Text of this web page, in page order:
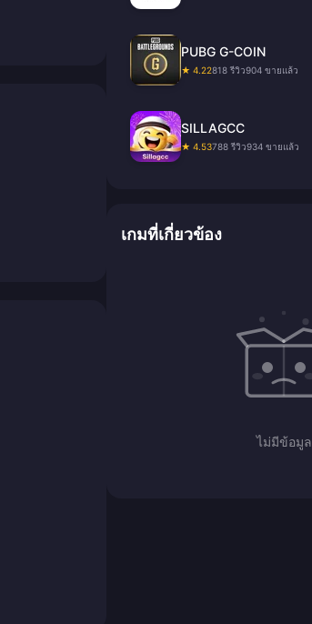
PUBG G-COIN
★ 4.22818 รีวิว904 ขายแล้ว
SILLAGCC
★ 4.53788 รีวิว934 ขายแล้ว
เกมที่เกี่ยวข้อง
ไม่มีข้อมูล